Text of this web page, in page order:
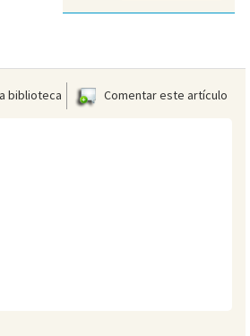
biblioteca Comentar este artículo